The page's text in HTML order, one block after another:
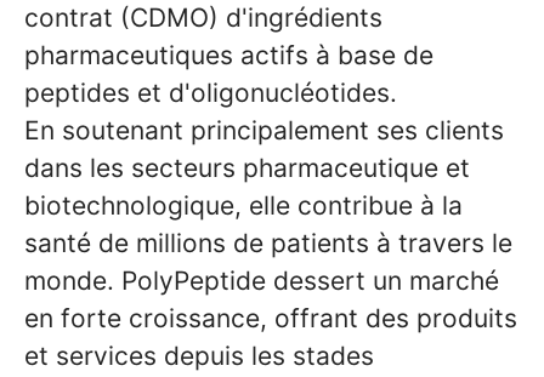
contrat (CDMO) d'ingrédients
pharmaceutiques actifs à base de
peptides et d'oligonucléotides.
En soutenant principalement ses clients
dans les secteurs pharmaceutique et
biotechnologique, elle contribue à la
santé de millions de patients à travers le
monde. PolyPeptide dessert un marché
en forte croissance, offrant des produits
et services depuis les stades